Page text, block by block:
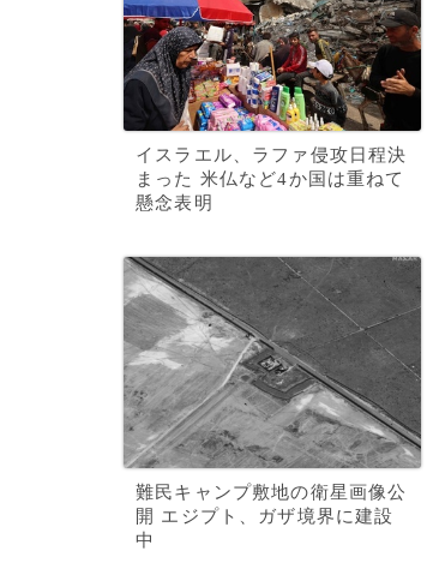
イスラエル、ラファ侵攻日程決
まった 米仏など4か国は重ねて
懸念表明
難民キャンプ敷地の衛星画像公
開 エジプト、ガザ境界に建設
中